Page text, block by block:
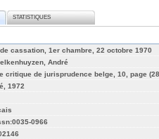
STATISTIQUES
cassation, 1er chambre, 22 octobre 1970
André
critique de jurisprudence belge, 10, page
1972
0966